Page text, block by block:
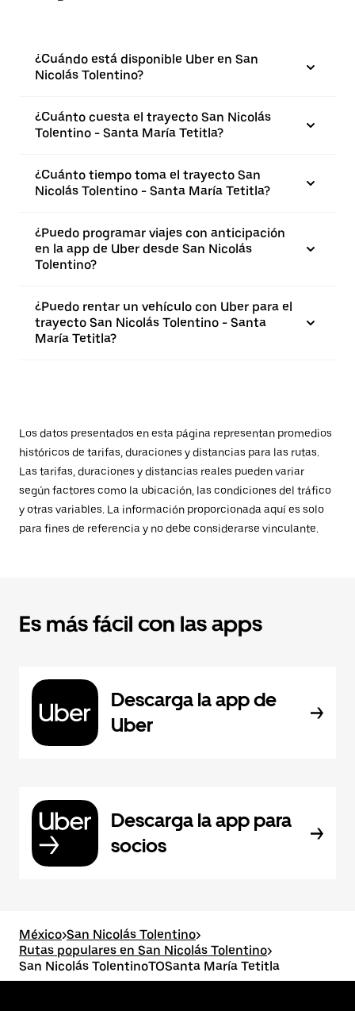
¿Cuándo está disponible Uber en San
Nicolás Tolentino?
¿Cuánto cuesta el trayecto San Nicolás
Tolentino - Santa María Tetitla?
¿Cuánto tiempo toma el trayecto San
Nicolás Tolentino - Santa María Tetitla?
¿Puedo programar viajes con anticipación
en la app de Uber desde San Nicolás
Tolentino?
¿Puedo rentar un vehículo con Uber para el
trayecto San Nicolás Tolentino - Santa
María Tetitla?
Los datos presentados en esta página representan promedios
históricos de tarifas, duraciones y distancias para las rutas.
Las tarifas, duraciones y distancias reales pueden variar
según factores como la ubicación, las condiciones del tráfico
y otras variables. La información proporcionada aquí es solo
para fines de referencia y no debe considerarse vinculante.
Es más fácil con las apps
Descarga la app de
Uber
Descarga la app para
socios
México>San Nicolás Tolentino>
Rutas populares en San Nicolás Tolentino>
San Nicolás TolentinoTOSanta María Tetitla